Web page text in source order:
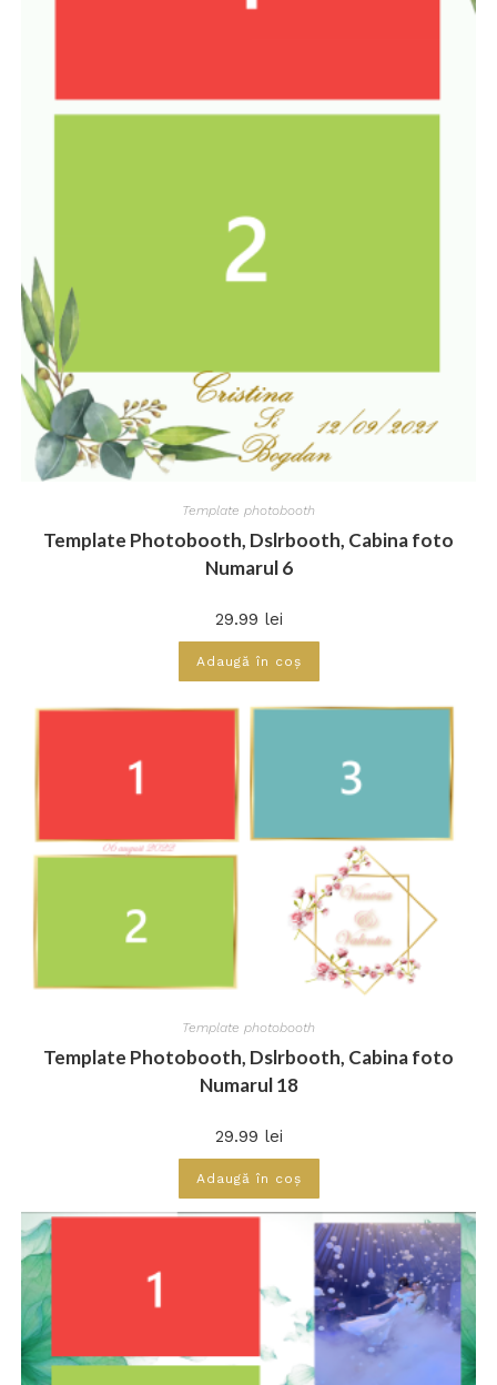
Template photobooth
Template Photobooth, Dslrbooth, Cabina foto
Numarul 6
29.99 lei
Adaugă în coș
Template photobooth
Template Photobooth, Dslrbooth, Cabina foto
Numarul 18
29.99 lei
Adaugă în coș